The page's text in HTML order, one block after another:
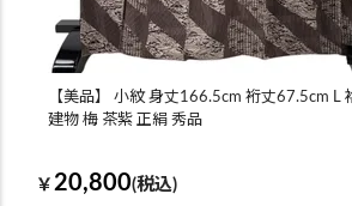
【美品】 小紋 身丈166.5cm 裄丈67.5cm L
建物 梅 茶紫 正絹 秀品
￥ 20,800(税込)